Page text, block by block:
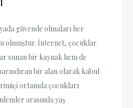
güvende olmaları her
olmuştur. İnternet, çocuklar
sunan bir kaynak hem de
bir alan olarak kabul
ortamda çocukları
arasında yaş